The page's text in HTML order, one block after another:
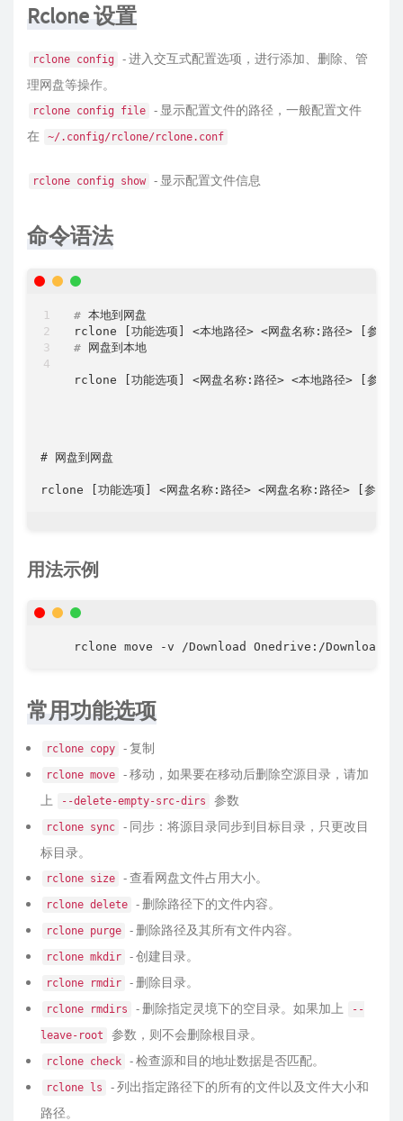
Rclone 设置
rclone config
- 进入交互式配置选项，进行添加、删除、管
理网盘等操作。
rclone config file
- 显示配置文件的路径，一般配置文件
在
~/.config/rclone/rclone.conf
rclone config show - 显示配置文件信息
命令语法
# 本地到网盘
rclone
功能选项 <本地路径> <网盘名称:路径> 参数
# 网盘到本地
rclone 功能选项 <网盘名称:路径> <本地路径> 参数
# 网盘到网盘
rclone 功能选项 <网盘名称:路径> <网盘名称:路径> 参数
用法示例
rclone move -v /Download Onedrive:/Download
常用功能选项
rclone copy - 复制
rclone move
- 移动，如果要在移动后删除空源目录，请加
上
--delete-empty-src-dirs 参数
rclone sync
- 同步：将源目录同步到目标目录，只更改目
标目录。
rclone size - 查看网盘文件占用大小。
rclone delete - 删除路径下的文件内容。
rclone purge - 删除路径及其所有文件内容。
rclone mkdir - 创建目录。
rclone rmdir - 删除目录。
rclone rmdirs - 删除指定灵境下的空目录。如果加上 --
leave-root 参数，则不会删除根目录。
rclone check - 检查源和目的地址数据是否匹配。
rclone ls
- 列出指定路径下的所有的文件以及文件大小和
路径。